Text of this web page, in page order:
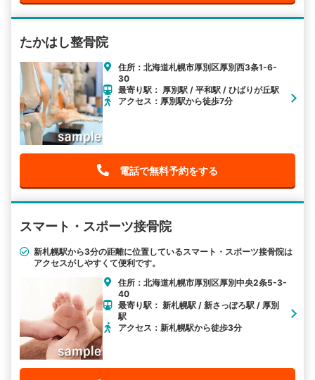
たかはし整骨院
住所：北海道札幌市厚別区厚別西3条1-6-
30
最寄り駅： 厚別駅 / 平和駅 / ひばりが丘駅
アクセス：厚別駅から徒歩7分
電話で無料予約をする
スマート・スポーツ接骨院
新札幌駅から3分の距離に位置しているスマート・スポーツ接骨院は
アクセスがしやすくて便利です。
住所：北海道札幌市厚別区厚別中央2条5-3-
40
最寄り駅： 新札幌駅 / 新さっぽろ駅 / 厚別
駅
アクセス：新札幌駅から徒歩3分